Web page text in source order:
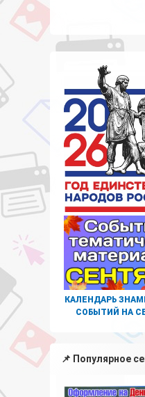
КАЛЕНДАРЬ
СОБЫТИЙ НА
📌 Популярное